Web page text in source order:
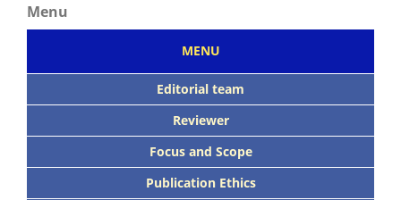
Menu
MENU
Editorial team
Reviewer
Focus and Scope
Publication Ethics